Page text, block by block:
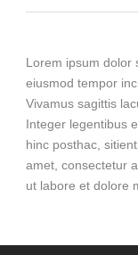
Lorem ipsum dolor
eiusmod tempor
Vivamus sagittis
Integer legentibus
hinc posthac,
amet, consectetur
ut labore et dolore